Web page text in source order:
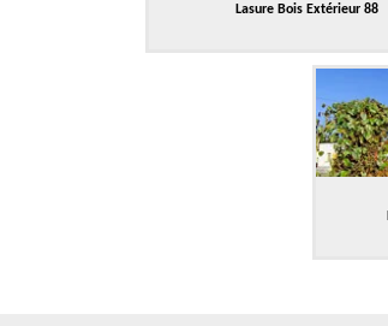
Lasure Bois Extérieur 88